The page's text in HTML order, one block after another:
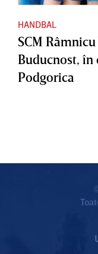
HANDBAL
SCM
Buducnost,
Podgorica